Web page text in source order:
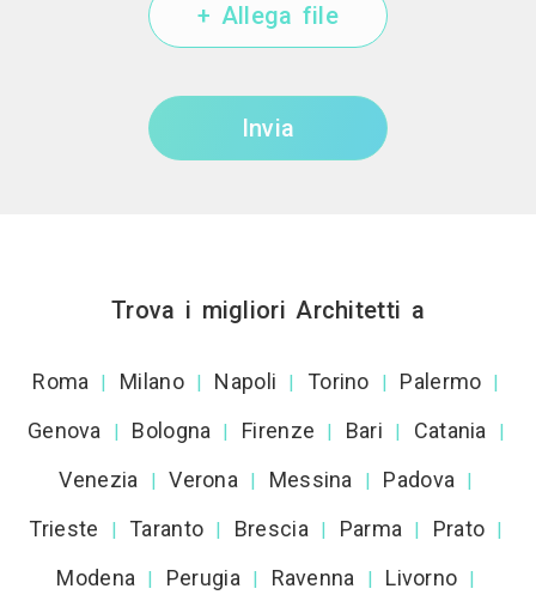
+ Allega file
Invia
Trova i migliori Architetti a
Roma | Milano | Napoli | Torino | Palermo |
Genova | Bologna | Firenze | Bari | Catania |
Venezia | Verona | Messina | Padova |
Trieste | Taranto | Brescia | Parma | Prato |
Modena | Perugia | Ravenna | Livorno |